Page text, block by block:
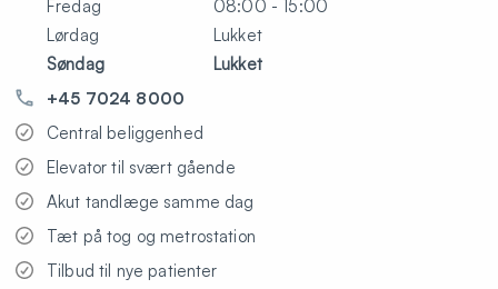
Fredag
08:00 - 15:00
Lørdag
Lukket
Søndag
Lukket
+45 7024 8000
Central beliggenhed
Elevator til svært gående
Akut tandlæge samme dag
Tæt på tog og metrostation
Tilbud til nye patienter